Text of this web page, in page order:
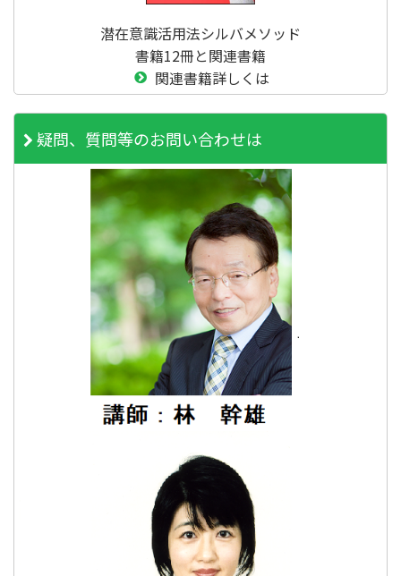
潜在意識活用法シルバメソッド
書籍12冊と関連書籍
関連書籍詳しくは
疑問、質問等のお問い合わせは